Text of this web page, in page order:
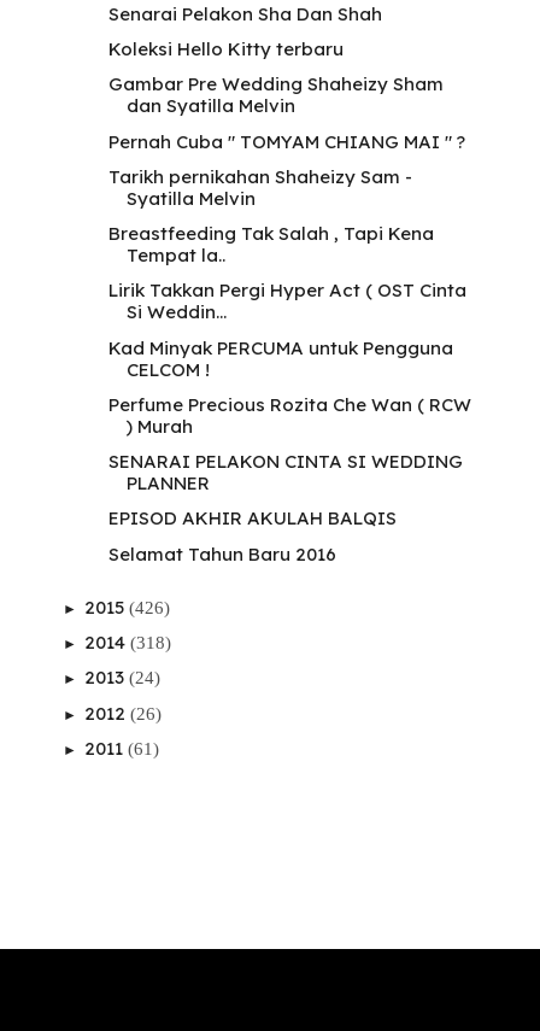
Senarai Pelakon Sha Dan Shah
Koleksi Hello Kitty terbaru
Gambar Pre Wedding Shaheizy Sham
dan Syatilla Melvin
Pernah Cuba " TOMYAM CHIANG MAI " ?
Tarikh pernikahan Shaheizy Sam -
Syatilla Melvin
Breastfeeding Tak Salah , Tapi Kena
Tempat la..
Lirik Takkan Pergi Hyper Act ( OST Cinta
Si Weddin...
Kad Minyak PERCUMA untuk Pengguna
CELCOM !
Perfume Precious Rozita Che Wan ( RCW
) Murah
SENARAI PELAKON CINTA SI WEDDING
PLANNER
EPISOD AKHIR AKULAH BALQIS
Selamat Tahun Baru 2016
► 2015 (426)
► 2014 (318)
► 2013 (24)
► 2012 (26)
► 2011 (61)